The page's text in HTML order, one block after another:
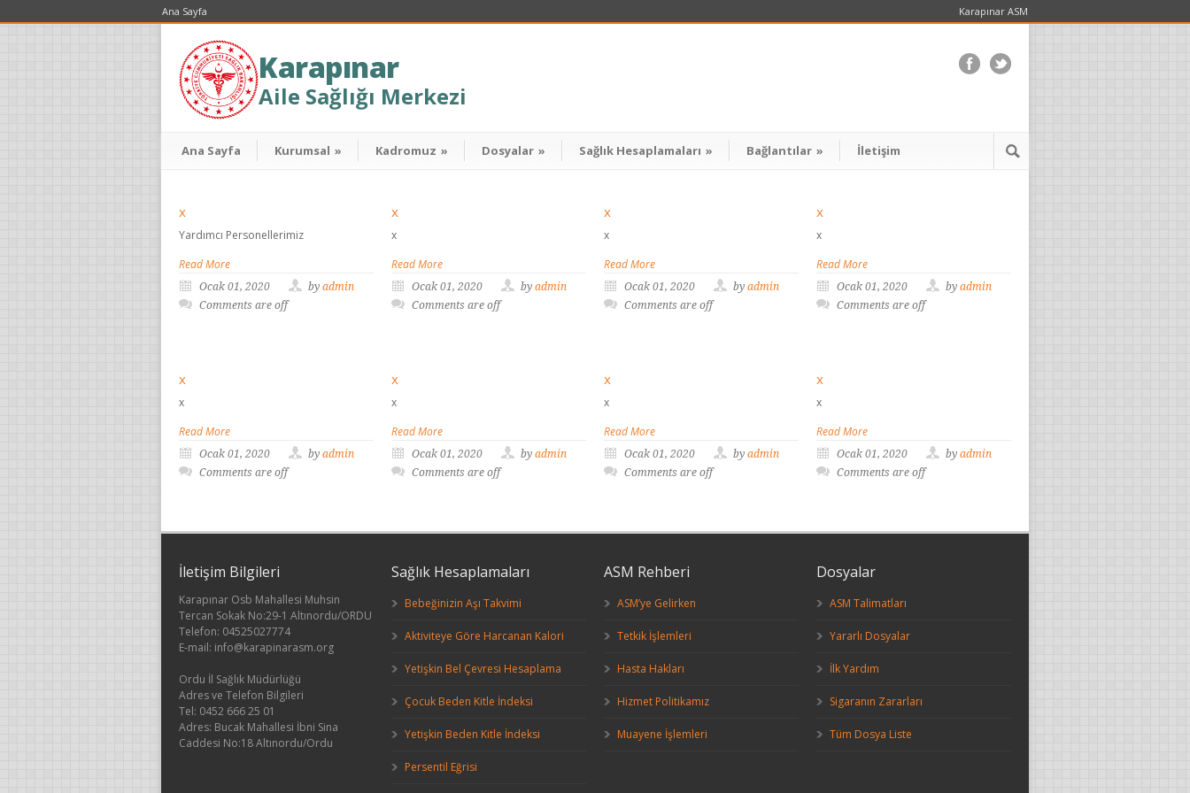
Ana Sayfa Karapınar ASM
Karapınar
Aile Sağlığı Merkezi
Ana Sayfa Kurumsal » Kadromuz » Dosyalar » Sağlık Hesaplamaları » Bağlantılar » İletişim
x
Yardımcı Personellerimiz
Read More
Ocak 01, 2020 by admin
Comments are off
x
x
Read More
Ocak 01, 2020 by admin
Comments are off
x
x
Read More
Ocak 01, 2020 by admin
Comments are off
x
x
Read More
Ocak 01, 2020 by admin
Comments are off
x
x
Read More
Ocak 01, 2020 by admin
Comments are off
x
x
Read More
Ocak 01, 2020 by admin
Comments are off
x
x
Read More
Ocak 01, 2020 by admin
Comments are off
x
x
Read More
Ocak 01, 2020 by admin
Comments are off
İletişim Bilgileri
Karapınar Osb Mahallesi Muhsin
Tercan Sokak No:29-1 Altınordu/ORDU
Telefon: 04525027774
E-mail: info@karapinarasm.org
Ordu İl Sağlık Müdürlüğü
Adres ve Telefon Bilgileri
Tel: 0452 666 25 01
Adres: Bucak Mahallesi İbni Sina
Caddesi No:18 Altınordu/Ordu
Sağlık Hesaplamaları
Bebeğinizin Aşı Takvimi
Aktiviteye Göre Harcanan Kalori
Yetişkin Bel Çevresi Hesaplama
Çocuk Beden Kitle İndeksi
Yetişkin Beden Kitle İndeksi
Persentil Eğrisi
ASM Rehberi
ASM’ye Gelirken
Tetkik İşlemleri
Hasta Hakları
Hizmet Politikamız
Muayene İşlemleri
Dosyalar
ASM Talimatları
Yararlı Dosyalar
İlk Yardım
Sigaranın Zararları
Tüm Dosya Liste